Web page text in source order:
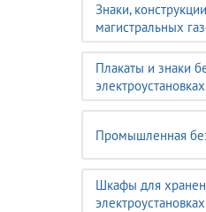
Знаки,
магистральных
Плакаты и знаки
электроустановках
Промышленная
Шкафы для